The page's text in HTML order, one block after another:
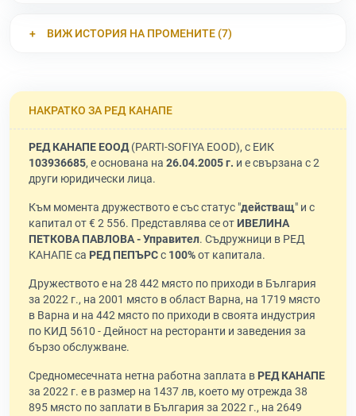
ВИЖ ИСТОРИЯ НА ПРОМЕНИТЕ (7)
НАКРАТКО ЗА РЕД КАНАПЕ
РЕД КАНАПЕ ЕООД(PARTI-SOFIYA EOOD), с ЕИК
103936685, е основана на 26.04.2005 г. и е свързана с 2
други юридически лица.
Към момента дружеството е със статус "действащ" и с
капитал от € 2 556. Представлява се отИВЕЛИНА
ПЕТКОВА ПАВЛОВА - Управител. Съдружници в РЕД
КАНАПЕ са РЕД ПЕПЪРСс 100%от капитала.
Дружеството е на 28 442 място по приходи в България
за 2022 г., на 2001 място в област Варна, на 1719 място
в Варна и на 442 място по приходи в своята индустрия
по КИД 5610 - Дейност на ресторанти и заведения за
бързо обслужване.
Средномесечната нетна работна заплата в РЕД КАНАПЕ
за 2022 г. е в размер на 1437 лв, което му отрежда 38
895 място по заплати в България за 2022 г., на 2649